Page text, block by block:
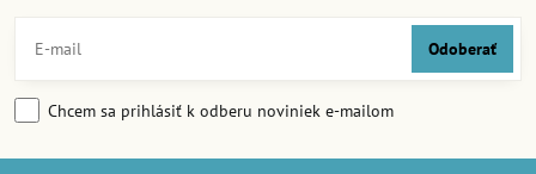
Odoberať
Chcem sa prihlásiť k odberu noviniek e-mailom